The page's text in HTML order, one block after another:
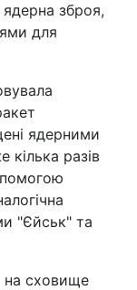
ядерна зброя,
для
ядерними
кілька разів
"Єйськ" та
на сховище